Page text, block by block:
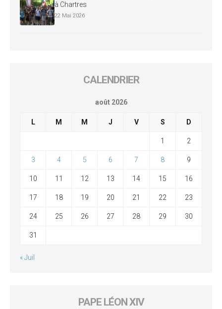
à Chartres
22 Mai 2026
CALENDRIER
août 2026
L M M J V S D
1 2
3 4 5 6 7 8 9
10 11 12 13 14 15 16
17 18 19 20 21 22 23
24 25 26 27 28 29 30
31
« Juil
PAPE LÉON XIV